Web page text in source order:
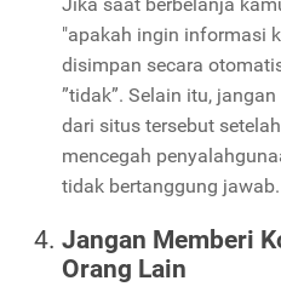
"apakah ingin informasi
disimpan secara
”tidak”. Selain itu,
dari situs tersebut
mencegah
tidak bertanggung jawab.
Jangan Memberi
Orang Lain